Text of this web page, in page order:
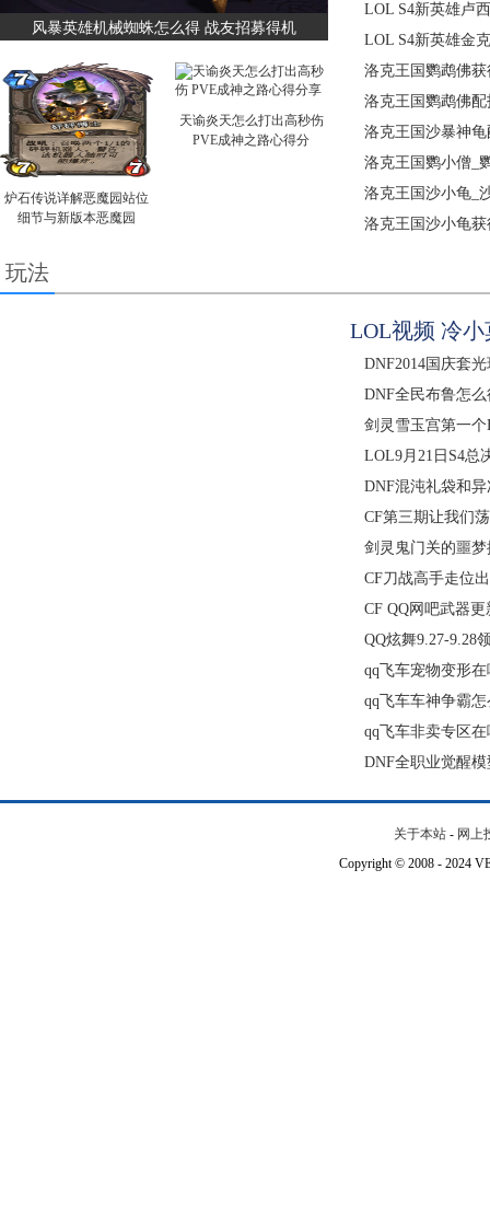
风暴英雄机械蜘蛛怎么得 战友招募得机
炉石传说详解恶魔园站位
细节与新版本恶魔园
天谕炎天怎么打出高秒伤
PVE成神之路心得分
LOL S4新英雄卢
LOL S4新英雄金
洛克王国鹦鹉佛
洛克王国鹦鹉佛
洛克王国沙暴神
洛克王国鹦小僧_
洛克王国沙小龟_
洛克王国沙小龟
玩法
LOL视频 冷
DNF2014国庆套
DNF全民布鲁怎
剑灵雪玉宫第一个
LOL9月21日S4总
DNF混沌礼袋和
CF第三期让我们
剑灵鬼门关的噩
CF刀战高手走位
CF QQ网吧武器
QQ炫舞9.27-9.28
qq飞车宠物变形
qq飞车车神争霸
qq飞车非卖专区
DNF全职业觉醒
关于本站 - 网上
Copyright © 2008 - 2024